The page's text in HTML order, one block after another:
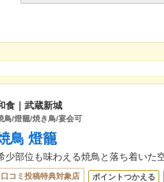
食｜武蔵新城
鳥/燈籠/焼き鳥/宴会可
鳥 燈籠
少部位も味わえる焼鳥と落ち着いた
口コミ投稿特典対象店 ポイントつかえる